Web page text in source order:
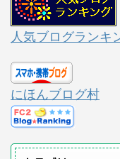
人気ブログランキ
にほんブログ村